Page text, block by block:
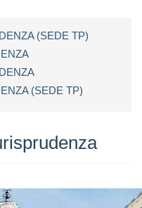
(SEDE TP)
(SEDE TP)